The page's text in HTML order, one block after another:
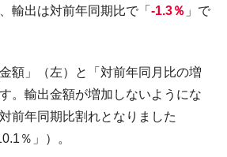
本円】ウォン安が急進！ 日米の協調
したのでは。
売れている。6カ月で対前年同期比
国大使スティールが着韓！⇒ さっそ
て行け！」「極右勢力」のプラカー
勢力」
輸出は対前年同期比で「 -1.3％ 」で
額」（左）と「対前年同月比の増
。輸出金額が増加しないようにな
前年同期比割れとなりました
％」）。